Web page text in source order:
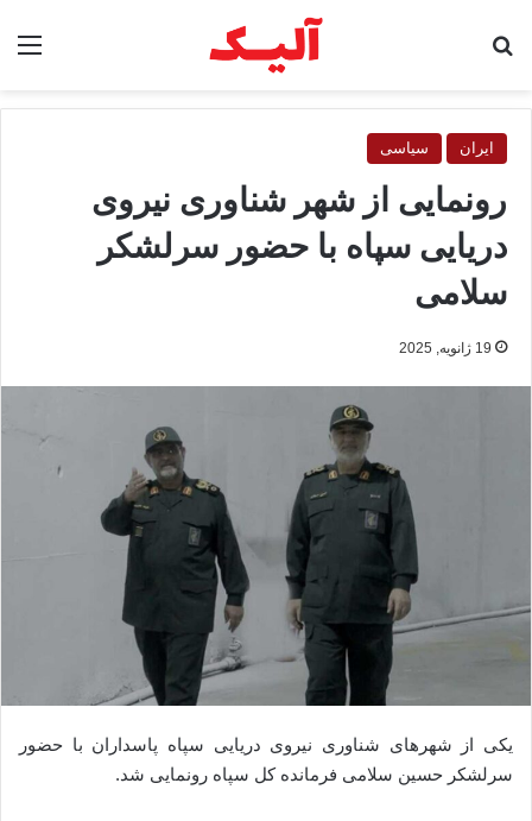
ایران سیاسی
رونمایی از شهر شناوری نیروی
دریایی سپاه با حضور سرلشکر
سلامی
19 ژانویه, 2025
یکی از شهرهای شناوری نیروی دریایی سپاه پاسداران با حضور
سرلشکر حسین سلامی فرمانده کل سپاه رونمایی شد.